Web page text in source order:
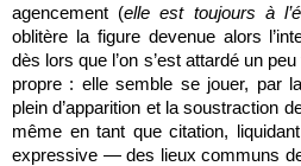
agencement (elle est toujours à
oblitère la figure devenue alors
dès lors que l’on s’est attardé un
propre : elle semble se jouer, par
plein d’apparition et la soustraction
même en tant que citation,
expressive — des lieux communs